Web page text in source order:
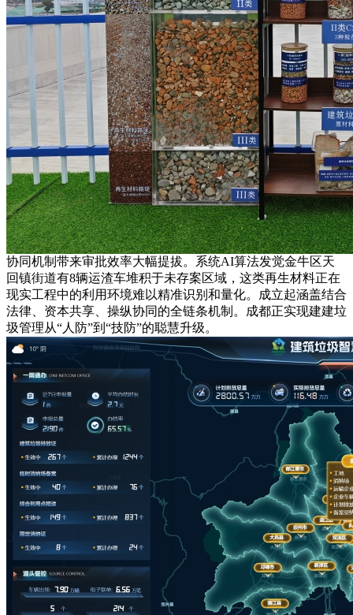
协同机制带来审批效率大幅提拔。系统AI算法发觉金牛区天
回镇街道有8辆运渣车堆积于未存案区域，这类再生材料正在
现实工程中的利用环境难以精准识别和量化。成立起涵盖结合
法律、资本共享、操纵协同的全链条机制。成都正实现建建垃
圾管理从“人防”到“技防”的聪慧升级。